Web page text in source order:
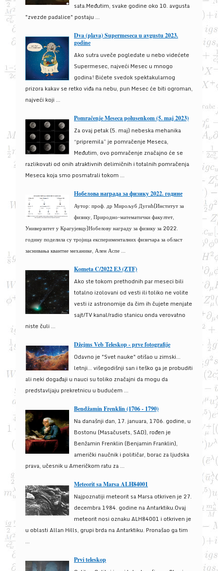
sata.Međutim, svake godine oko 10. avgusta
"zvezde padalice" postaju ...
Dva (plava) Supermeseca u avgustu 2023.
godine
Ako sutra uveče pogledate u nebo videćete
Supermesec, najveći Mesec u mnogo
godina! Bićete svedok spektakularnog
prizora kakav se retko viđa na nebu, pun Mesec će biti ogroman,
najveći koji ...
Pomračenje Meseca polusenkom (5. maj 2023)
Za ovaj petak (5. maj) nebeska mehanika
“pripremila” je pomračenje Meseca,
Međutim, ovo pomračenje značajno će se
razlikovati od onih atraktivnih delimičnih i totalnih pomračenja
Meseca koja smo posmatrali tokom ...
Нобелова награда за физику 2022. године
Аутор: проф. др Мирољуб Дугић(Институт за
физику, Природно-математички факултет,
Универзитет у Крагујевцу)Нобелову награду за физику за 2022.
годину поделила су тројица експерименталних физичара за област
заснивања квантне механике, Ален Аспе ...
Kometa C/2022 E3 (ZTF)
Ako ste tokom prethodnih par meseci bili
totalno izolovani od vesti ili toliko ne volite
vesti iz astronomije da čim ih čujete menjate
sajt/TV kanal/radio stanicu onda verovatno
niste čuli ...
Džejms Veb Teleskop - prve fotografije
Odavno je "Svet nauke" otišao u zimski...
letnji... višegodišnji san i teško ga je probuditi
ali neki događaji u nauci su toliko značajni da mogu da
predstavljaju prekretnicu u budućem ...
Bendžamin Frenklin (1706 - 1790)
Na današnji dan, 17. januara, 1706. godine, u
Bostonu (Masačusets, SAD), rođen je
Benžamin Frenklin (Benjamin Franklin),
američki naučnik i političar, borac za ljudska
prava, učesnik u Američkom ratu za ...
Meteorit sa Marsa ALH84001
Najpoznatiji meteorit sa Marsa otkriven je 27.
decembra 1984. godine na Antarktiku.Ovaj
meteorit nosi oznaku ALH84001 i otkriven je
u oblasti Allan Hills, grupi brda na Antarktiku. Pronašao ga tim
...
Prvi teleskop